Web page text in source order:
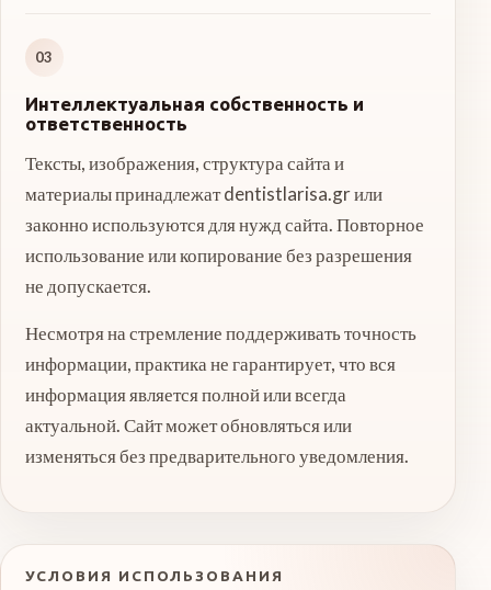
03
Интеллектуальная собственность и
ответственность
Тексты, изображения, структура сайта и
материалы принадлежат dentistlarisa.gr или
законно используются для нужд сайта. Повторное
использование или копирование без разрешения
не допускается.
Несмотря на стремление поддерживать точность
информации, практика не гарантирует, что вся
информация является полной или всегда
актуальной. Сайт может обновляться или
изменяться без предварительного уведомления.
УСЛОВИЯ ИСПОЛЬЗОВАНИЯ